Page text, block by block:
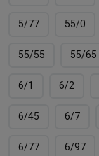
5/77 55/0
55/55 55/65
6/1 6/2
6/45 6/7
6/77 6/97